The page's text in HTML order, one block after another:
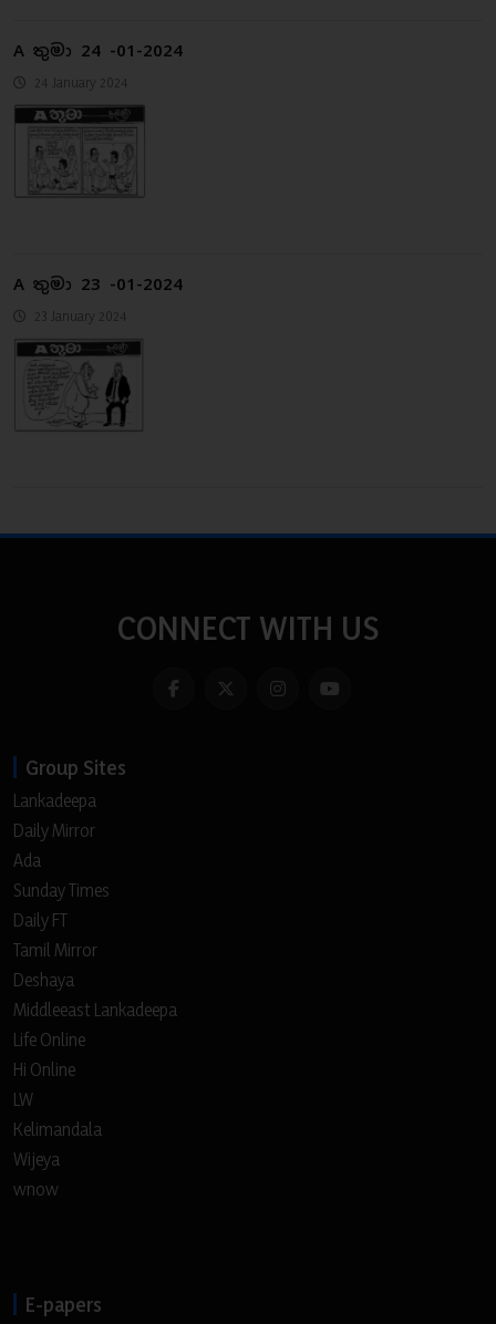
A තුමා 24 -01-2024
24 January 2024
A තුමා 23 -01-2024
23 January 2024
CONNECT WITH US
Group Sites
Lankadeepa
Daily Mirror
Ada
Sunday Times
Daily FT
Tamil Mirror
Deshaya
Middleeast Lankadeepa
Life Online
Hi Online
LW
Kelimandala
Wijeya
wnow
E-papers